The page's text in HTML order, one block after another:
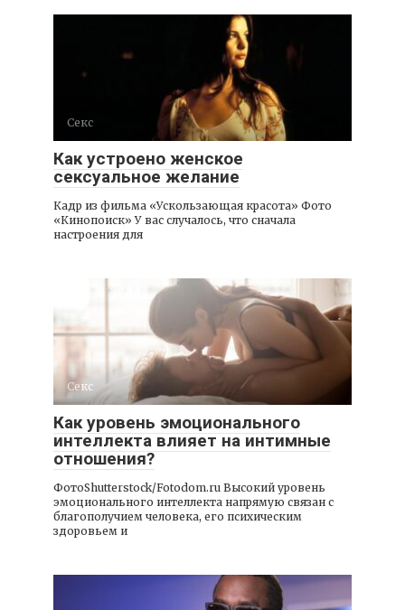
Секс
Как устроено женское
сексуальное желание
Кадр из фильма «Ускользающая красота» Фото
«Кинопоиск» У вас случалось, что сначала
настроения для
Секс
Как уровень эмоционального
интеллекта влияет на интимные
отношения?
ФотоShutterstock/Fotodom.ru Высокий уровень
эмоционального интеллекта напрямую связан с
благополучием человека, его психическим
здоровьем и